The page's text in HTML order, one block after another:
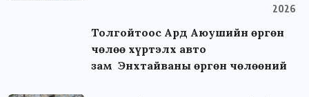
2026
Толгойтоос Ард Аюушийн өргөн
чөлөө хүртэлх авто
зам Энхтайваны өргөн чөлөөний